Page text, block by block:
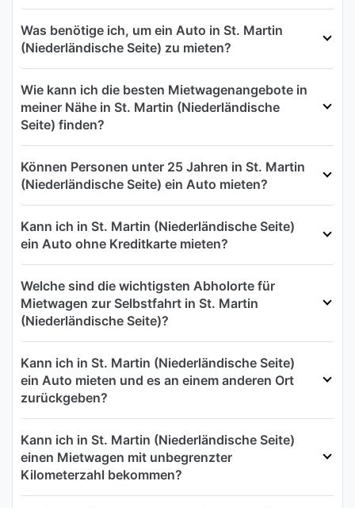
Was benötige ich, um ein Auto in St. Martin
(Niederländische Seite) zu mieten?
Wie kann ich die besten Mietwagenangebote in
meiner Nähe in St. Martin (Niederländische
Seite) finden?
Können Personen unter 25 Jahren in St. Martin
(Niederländische Seite) ein Auto mieten?
Kann ich in St. Martin (Niederländische Seite)
ein Auto ohne Kreditkarte mieten?
Welche sind die wichtigsten Abholorte für
Mietwagen zur Selbstfahrt in St. Martin
(Niederländische Seite)?
Kann ich in St. Martin (Niederländische Seite)
ein Auto mieten und es an einem anderen Ort
zurückgeben?
Kann ich in St. Martin (Niederländische Seite)
einen Mietwagen mit unbegrenzter
Kilometerzahl bekommen?